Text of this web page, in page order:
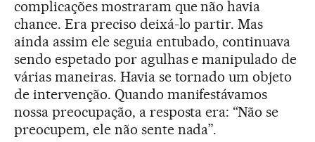
complicações mostraram que não havia
chance. Era preciso deixá-lo partir. Mas
ainda assim ele seguia entubado, continuava
sendo espetado por agulhas e manipulado de
várias maneiras. Havia se tornado um objeto
de intervenção. Quando manifestávamos
nossa preocupação, a resposta era: “Não se
preocupem, ele não sente nada”.